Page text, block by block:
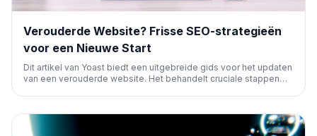
Verouderde Website? Frisse SEO-strategieën
voor een Nieuwe Start
Dit artikel van Yoast biedt een uitgebreide gids voor het updaten
van een verouderde website. Het behandelt cruciale stappen
SEO, inclusief AI-zoekoptimalisatie.